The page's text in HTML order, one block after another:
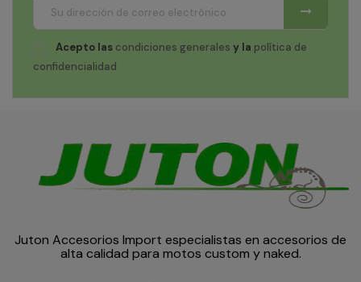
Acepto las condiciones generales y la política de
confidencialidad
Juton Accesorios Import especialistas en accesorios de
alta calidad para motos custom y naked.